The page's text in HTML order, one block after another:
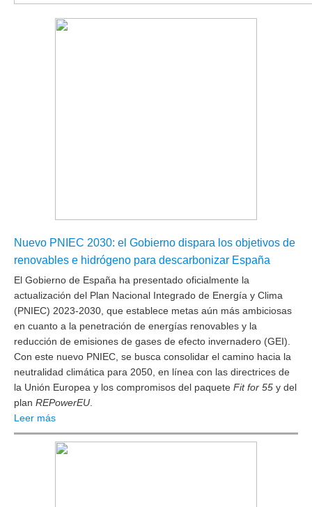
Nuevo PNIEC 2030: el Gobierno dispara los objetivos de
renovables e hidrógeno para descarbonizar España
El Gobierno de España ha presentado oficialmente la
actualización del Plan Nacional Integrado de Energía y Clima
(PNIEC) 2023-2030 , que establece metas aún más ambiciosas
en cuanto a la penetración de energías renovables y la
reducción de emisiones de gases de efecto invernadero (GEI).
Con este nuevo PNIEC, se busca consolidar el camino hacia la
neutralidad climática para 2050, en línea con las directrices de
la Unión Europea y los compromisos del paquete Fit for 55 y del
plan REPowerEU
Leer más